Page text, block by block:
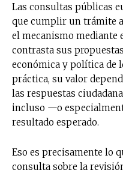
Las consultas públicas
que cumplir un trámite
el mecanismo mediante
contrasta sus
económica y política de
práctica, su valor
las respuestas
incluso —o
resultado esperado.
Eso es precisamente lo
consulta sobre la